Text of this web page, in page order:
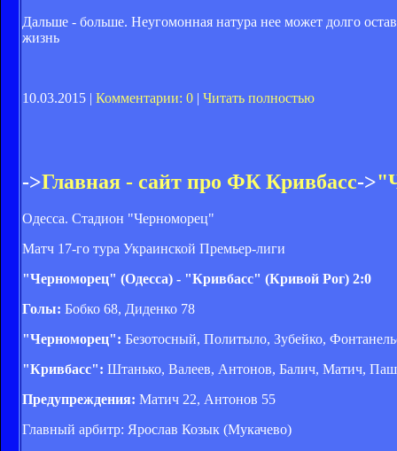
Дальше - больше. Неугомонная натура нее может долго
жизнь
10.03.2015 | Комментарии: 0 | Читать полностью
->Главная - сайт про ФК Кривбасс->
Одесса. Стадион "Черноморец"
Матч 17-го тура Украинской Премьер-лиги
"Черноморец" (Одесса) - "Кривбасс" (Кривой Рог) 2:0
Голы: Бобко 68, Диденко 78
"Черноморец": Безотосный, Политыло, Зубейко,
"Кривбасс": Штанько, Валеев, Антонов, Балич, Матич,
Предупреждения: Матич 22, Антонов 55
Главный арбитр: Ярослав Козык (Мукачево)